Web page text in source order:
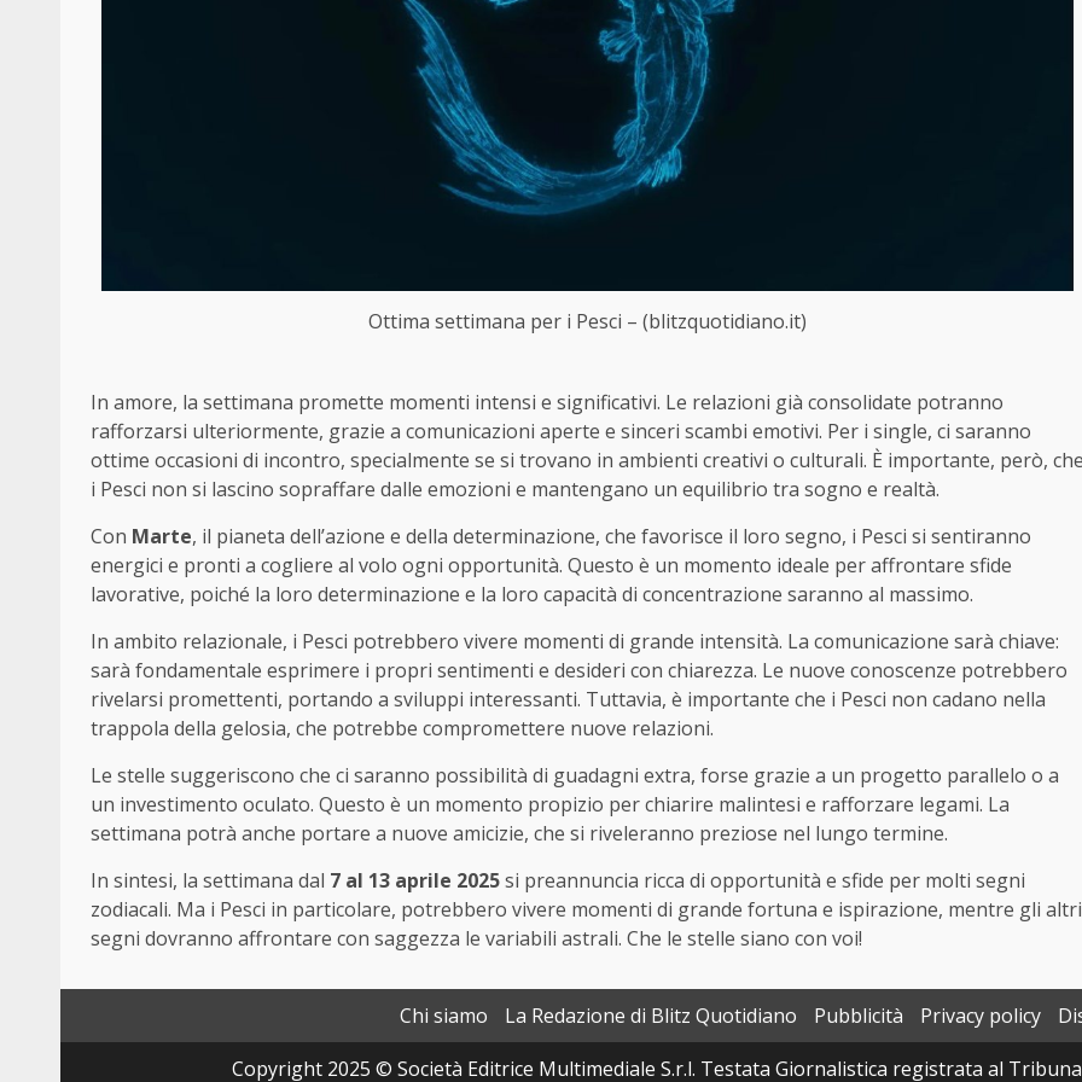
Ottima settimana per i Pesci – (blitzquotidiano.it)
In amore, la settimana promette momenti intensi e significativi. Le relazioni già consolidate potranno
rafforzarsi ulteriormente, grazie a comunicazioni aperte e sinceri scambi emotivi. Per i single, ci saranno
ottime occasioni di incontro, specialmente se si trovano in ambienti creativi o culturali. È importante, però,
i Pesci non si lascino sopraffare dalle emozioni e mantengano un equilibrio tra sogno e realtà.
Con Marte, il pianeta dell’azione e della determinazione, che favorisce il loro segno, i Pesci si sentiranno
energici e pronti a cogliere al volo ogni opportunità. Questo è un momento ideale per affrontare sfide
lavorative, poiché la loro determinazione e la loro capacità di concentrazione saranno al massimo.
In ambito relazionale, i Pesci potrebbero vivere momenti di grande intensità. La comunicazione sarà chiave:
sarà fondamentale esprimere i propri sentimenti e desideri con chiarezza. Le nuove conoscenze potrebbero
rivelarsi promettenti, portando a sviluppi interessanti. Tuttavia, è importante che i Pesci non cadano nella
trappola della gelosia, che potrebbe compromettere nuove relazioni.
Le stelle suggeriscono che ci saranno possibilità di guadagni extra, forse grazie a un progetto parallelo o a
un investimento oculato. Questo è un momento propizio per chiarire malintesi e rafforzare legami. La
settimana potrà anche portare a nuove amicizie, che si riveleranno preziose nel lungo termine.
In sintesi, la settimana dal 7 al 13 aprile 2025si preannuncia ricca di opportunità e sfide per molti segni
zodiacali. Ma i Pesci in particolare, potrebbero vivere momenti di grande fortuna e ispirazione, mentre gli altri
segni dovranno affrontare con saggezza le variabili astrali. Che le stelle siano con voi!
Chi siamo La Redazione di Blitz Quotidiano Pubblicità Privacy policy
Copyright 2025 © Società Editrice Multimediale S.r.l. Testata Giornalistica registrata al